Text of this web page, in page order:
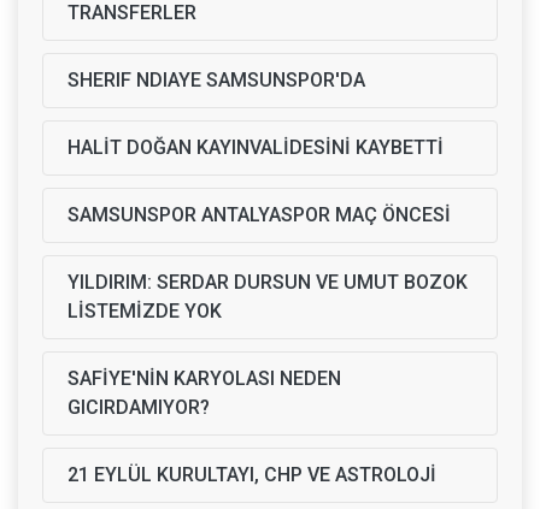
TRANSFERLER
SHERIF NDIAYE SAMSUNSPOR'DA
HALİT DOĞAN KAYINVALİDESİNİ KAYBETTİ
SAMSUNSPOR ANTALYASPOR MAÇ ÖNCESİ
YILDIRIM: SERDAR DURSUN VE UMUT BOZOK
LİSTEMİZDE YOK
SAFİYE'NİN KARYOLASI NEDEN
GICIRDAMIYOR?
21 EYLÜL KURULTAYI, CHP VE ASTROLOJİ